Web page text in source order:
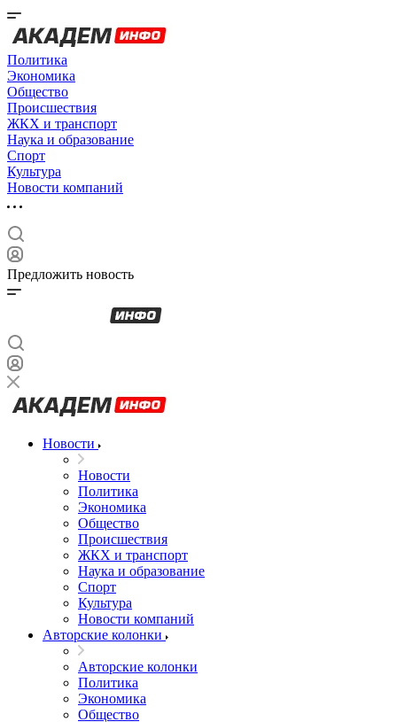
Политика
Экономика
Общество
Происшествия
ЖКХ и транспорт
Наука и образование
Спорт
Культура
Новости компаний
Предложить новость
Новости
Новости
Политика
Экономика
Общество
Происшествия
ЖКХ и транспорт
Наука и образование
Спорт
Культура
Новости компаний
Авторские колонки
Авторские колонки
Политика
Экономика
Общество